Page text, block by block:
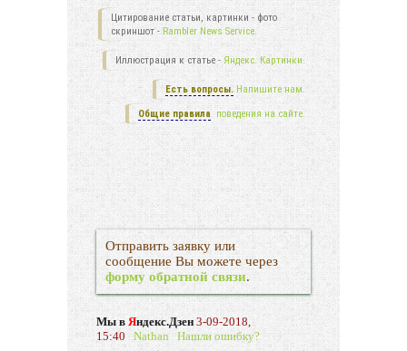
Цитирование статьи, картинки - фото
скриншот - Rambler News Service.
Иллюстрация к статье - Яндекс. Картинки.
Есть вопросы. Напишите нам.
Общие правила поведения на сайте.
Отправить заявку или
сообщение Вы можете через
форму обратной связи.
Мы в Яндекс.Дзен 3-09-2018,
15:40 Nathan Нашли ошибку?